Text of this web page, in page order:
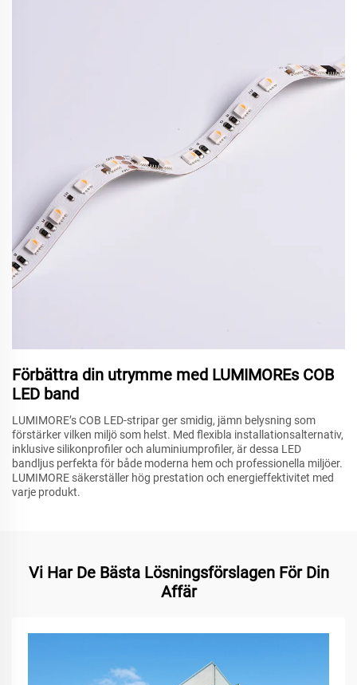
Förbättra din utrymme med LUMIMOREs COB
LED band
LUMIMORE’s COB LED-stripar ger smidig, jämn belysning som
förstärker vilken miljö som helst. Med flexibla installationsalternativ,
inklusive silikonprofiler och aluminiumprofiler, är dessa LED
bandljus perfekta för både moderna hem och professionella miljöer.
LUMIMORE säkerställer hög prestation och energieffektivitet med
varje produkt.
Vi Har De Bästa Lösningsförslagen För Din
Affär